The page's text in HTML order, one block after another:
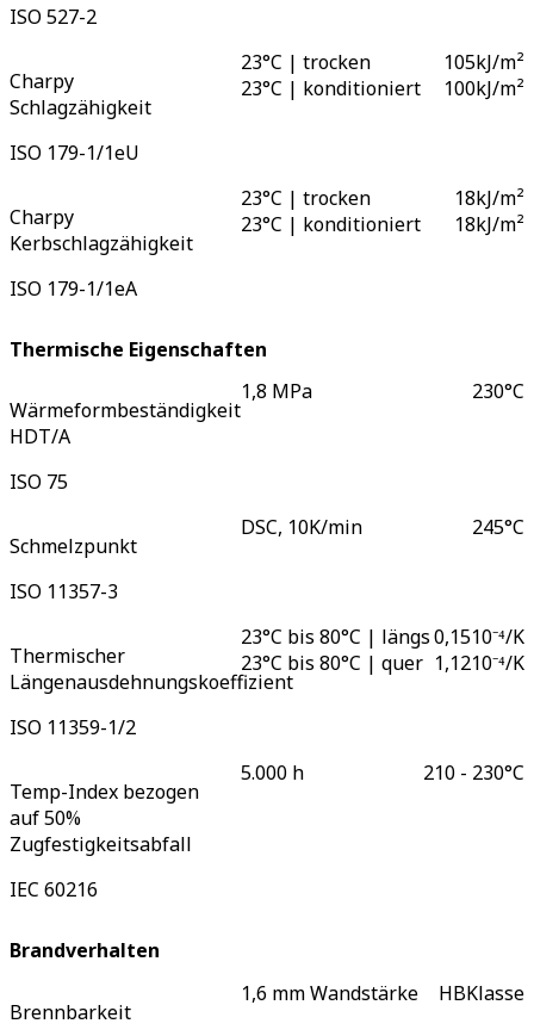
ISO 527-2
Charpy
Schlagzähigkeit
ISO 179-1/1eU
23°C | trocken
23°C | konditioniert
105kJ/m²
100kJ/m²
Charpy
Kerbschlagzähigkeit
ISO 179-1/1eA
23°C | trocken
23°C | konditioniert
18kJ/m²
18kJ/m²
Thermische Eigenschaften
Wärmeformbeständigkeit
HDT/A
ISO 75
1,8 MPa 230°C
Schmelzpunkt
ISO 11357-3
DSC, 10K/min 245°C
Thermischer
Längenausdehnungskoeffizient
ISO 11359-1/2
23°C bis 80°C | längs
23°C bis 80°C | quer
0,1510⁻⁴/K
1,1210⁻⁴/K
Temp-Index bezogen
auf 50%
Zugfestigkeitsabfall
IEC 60216
5.000 h 210 - 230°C
Brandverhalten
Brennbarkeit
1,6 mm Wandstärke HBKlasse